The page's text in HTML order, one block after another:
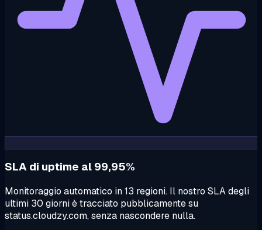
SLA di uptime al 99,95%
Monitoraggio automatico in 13 regioni. Il nostro SLA degli
ultimi 30 giorni è tracciato pubblicamente su
status.cloudzy.com, senza nascondere nulla.